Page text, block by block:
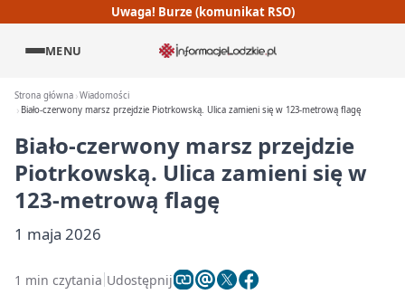
Uwaga! Burze (komunikat RSO)
MENU
Strona główna Wiadomości
Biało-czerwony marsz przejdzie Piotrkowską. Ulica zamieni się w 123-metrową flagę
Biało-czerwony marsz przejdzie
Piotrkowską. Ulica zamieni się w
123-metrową flagę
1 maja 2026
1 min czytania Udostępnij